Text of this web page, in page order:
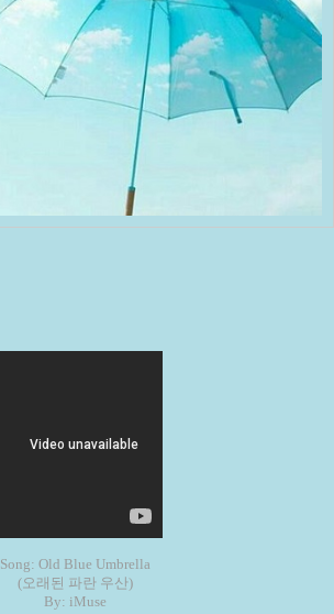
Song: Old Blue Umbrella
(오래된 파란 우산)
By: iMuse